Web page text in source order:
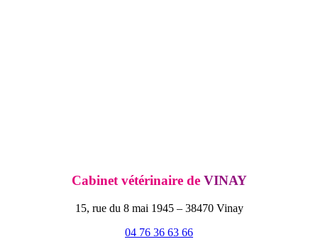
Cabinet vétérinaire de VINAY
15, rue du 8 mai 1945 – 38470 Vinay
04 76 36 63 66